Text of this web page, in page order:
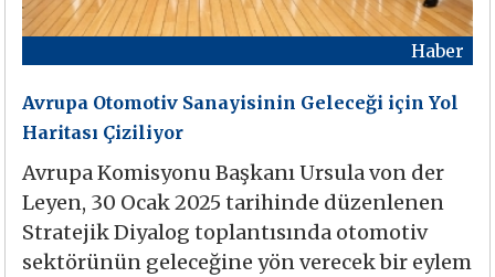
Haber
Avrupa Otomotiv Sanayisinin Geleceği için Yol
Haritası Çiziliyor
Avrupa Komisyonu Başkanı Ursula von der
Leyen, 30 Ocak 2025 tarihinde düzenlenen
Stratejik Diyalog toplantısında otomotiv
sektörünün geleceğine yön verecek bir eylem